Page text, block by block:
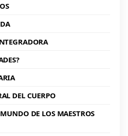
DEL CUERPO
DE LOS MAESTROS